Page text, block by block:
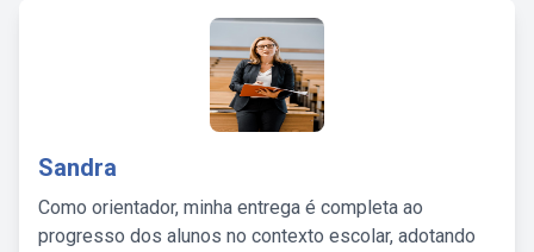
Sandra
Como orientador, minha entrega é completa ao
progresso dos alunos no contexto escolar, adotando